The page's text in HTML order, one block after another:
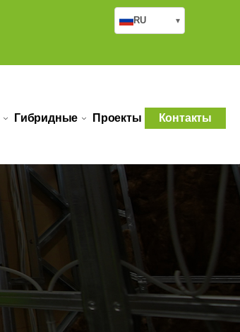
RU ▾
Гибридные Проекты Контакты